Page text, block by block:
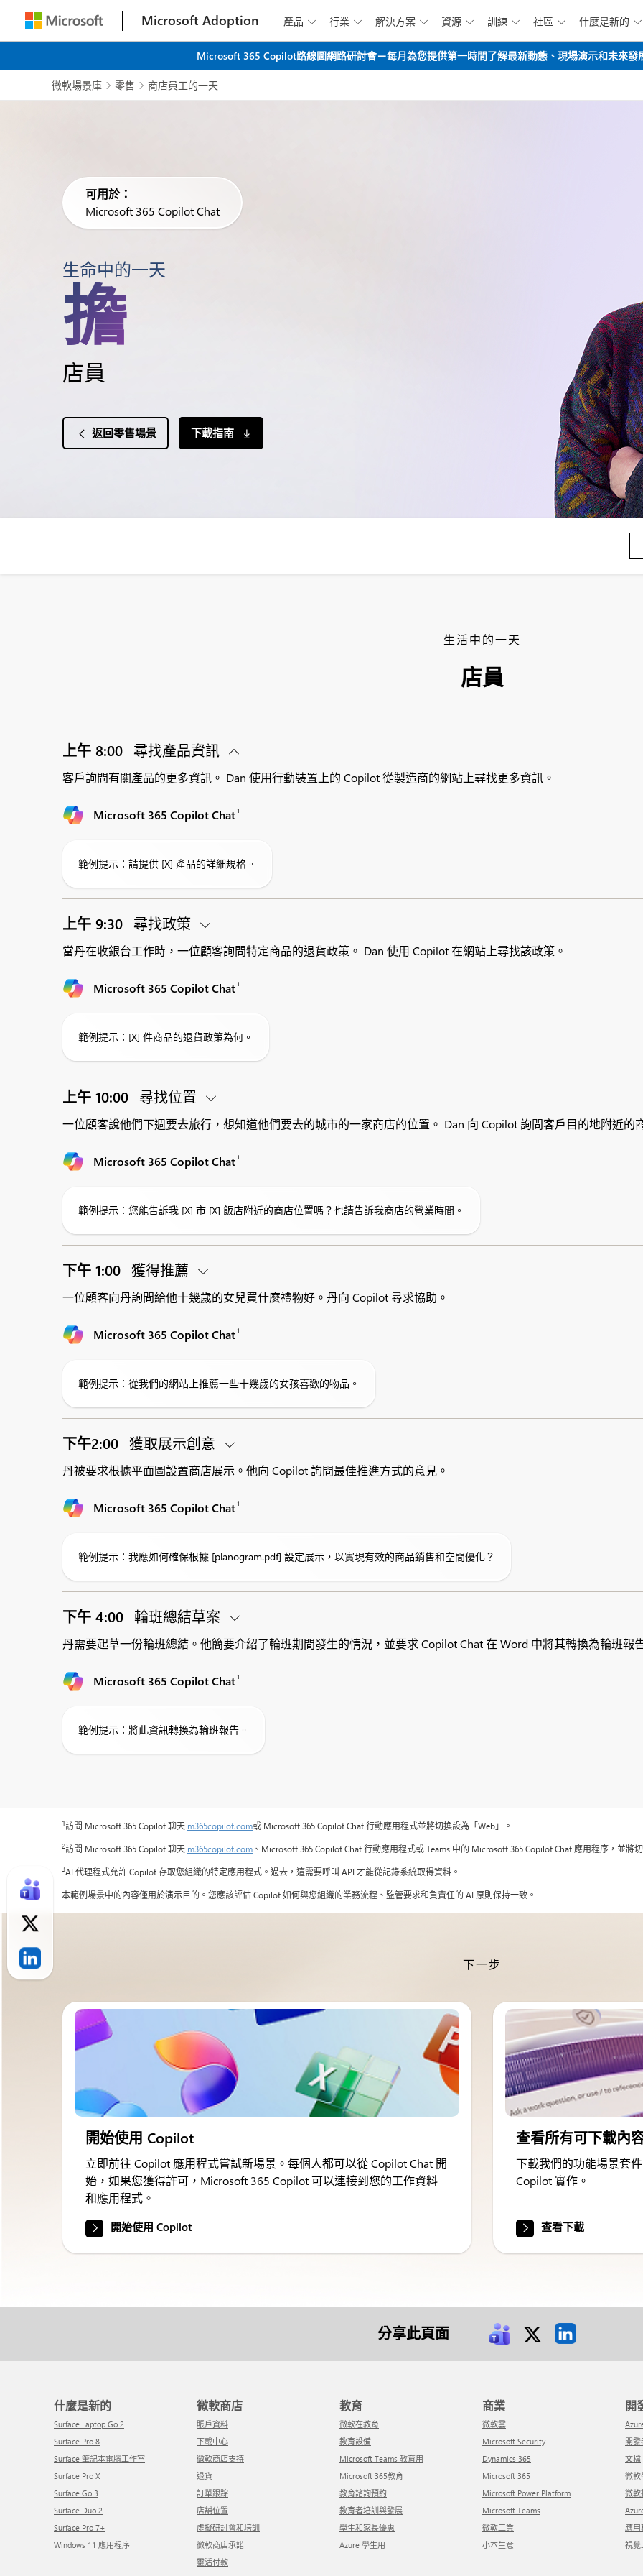
跳到主要內容
Microsoft Adoption 產品  行業  解決方案  資源  訓練  社區  什麼是新的 
Microsoft 365 Copilot路線圖網路研討會－每月為您提供第一時間了解最新動態、現場演示和未來發
微軟場景庫  零售  商店員工的一天
可用於：
Microsoft 365 Copilot Chat
生命中的一天
擔
店員
返回零售場景 下載指南
生活中的一天
店員
上午 8:00 尋找產品資訊
客戶詢問有關產品的更多資訊。 Dan 使用行動裝置上的 Copilot 從製造商的網站上尋找更多資訊。
Microsoft 365 Copilot Chat 1
範例提示：請提供 [X] 產品的詳細規格。
上午 9:30 尋找政策
當丹在收銀台工作時，一位顧客詢問特定商品的退貨政策。 Dan 使用 Copilot 在網站上尋找該政策。
Microsoft 365 Copilot Chat 1
範例提示：[X] 件商品的退貨政策為何。
上午 10:00 尋找位置
一位顧客說他們下週要去旅行，想知道他們要去的城市的一家商店的位置。 Dan 向 Copilot 詢問客戶目的地附近的
Microsoft 365 Copilot Chat 1
範例提示：您能告訴我 [X] 市 [X] 飯店附近的商店位置嗎？也請告訴我商店的營業時間。
下午 1:00 獲得推薦
一位顧客向丹詢問給他十幾歲的女兒買什麼禮物好。丹向 Copilot 尋求協助。
Microsoft 365 Copilot Chat 1
範例提示：從我們的網站上推薦一些十幾歲的女孩喜歡的物品。
下午2:00 獲取展示創意
丹被要求根據平面圖設置商店展示。他向 Copilot 詢問最佳推進方式的意見。
Microsoft 365 Copilot Chat 1
範例提示：我應如何確保根據 [planogram.pdf] 設定展示，以實現有效的商品銷售和空間優化？
下午 4:00 輪班總結草案
丹需要起草一份輪班總結。他簡要介紹了輪班期間發生的情況，並要求 Copilot Chat 在 Word 中將其轉換為輪班報
Microsoft 365 Copilot Chat 1
範例提示：將此資訊轉換為輪班報告。
1訪問 Microsoft 365 Copilot 聊天 m365copilot.com或 Microsoft 365 Copilot Chat 行動應用程式並將切換設為「Web」。
2訪問 Microsoft 365 Copilot 聊天 m365copilot.com 、Microsoft 365 Copilot Chat 行動應用程式或 Teams 中的 Microsoft 365 Copilot Chat 應用程序，並將
3AI 代理程式允許 Copilot 存取您組織的特定應用程式。過去，這需要呼叫 API 才能從記錄系統取得資料。
本範例場景中的內容僅用於演示目的。您應該評估 Copilot 如何與您組織的業務流程、監管要求和負責任的 AI 原則保持一致。
下一步
開始使用 Copilot
立即前往 Copilot 應用程式嘗試新場景。每個人都可以從 Copilot Chat 開
始，如果您獲得許可，Microsoft 365 Copilot 可以連接到您的工作資料
和應用程式。
開始使用 Copilot
查看所有可下載內
下載我們的功能場景套
Copilot 實作。
查看下載
分享此頁面
什麼是新的
Surface Laptop Go 2
Surface Pro 8
Surface 筆記本電腦工作室
Surface Pro X
Surface Go 3
Surface Duo 2
Surface Pro 7+
Windows 11 應用程序
微軟商店
賬戶資料
下載中心
微軟商店支持
退貨
訂單跟踪
店舖位置
虛擬研討會和培訓
微軟商店承諾
靈活付款
教育
微軟在教育
教育設備
Microsoft Teams 教育用
Microsoft 365教育
教育諮詢預約
教育者培訓與發展
學生和家長優惠
Azure 學生用
商業
微軟雲
Microsoft Security
Dynamics 365
Microsoft 365
Microsoft Power Platform
Microsoft Teams
微軟工業
小本生意
開
文檔
微
微
應
視